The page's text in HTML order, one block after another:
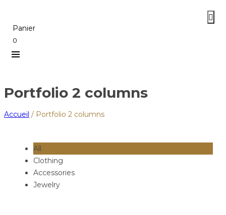
Panier
0
Portfolio 2 columns
Accueil / Portfolio 2 columns
All
Clothing
Accessories
Jewelry